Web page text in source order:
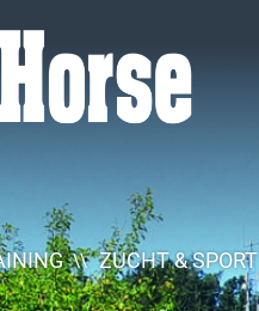
ZUCHT & SPORT